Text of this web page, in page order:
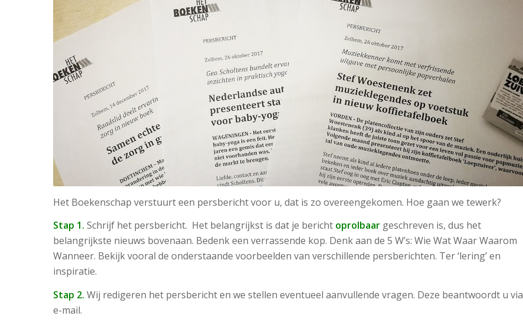
Het Boekenschap verstuurt een persbericht voor u, dat is zo overeengekomen. Hoe gaan we tewerk?
Stap 1. Schrijf het persbericht. Het belangrijkst is dat je bericht oprolbaar geschreven is, dus het
belangrijkste nieuws bovenaan. Bedenk een verrassende kop. Denk aan de 5 W’s: Wie Wat Waar Waarom
Wanneer. Bekijk vooral de onderstaande voorbeelden van verschillende persberichten. Ter ‘lering’ en
inspiratie.
Stap 2. Wij redigeren het persbericht en we stellen eventueel aanvullende vragen. Deze beantwoordt u via
e-mail.